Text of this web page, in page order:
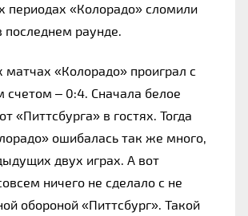
периодах «Колорадо» сломили
последнем раунде.
матчах «Колорадо» проиграл с
счетом – 0:4. Сначала белое
«Питтсбурга» в гостях. Тогда
ошибалась так же много,
двух играх. А вот
ничего не сделало с не
обороной «Питтсбург». Такой